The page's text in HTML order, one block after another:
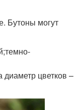
Бутоны могут
диаметр цветков –